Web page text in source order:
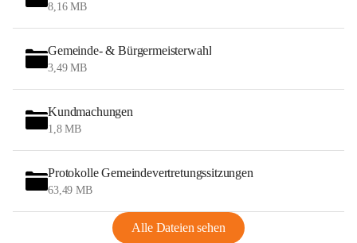
8,16 MB
Gemeinde- & Bürgermeisterwahl
3,49 MB
Kundmachungen
1,8 MB
Protokolle Gemeindevertretungssitzungen
63,49 MB
Alle Dateien sehen